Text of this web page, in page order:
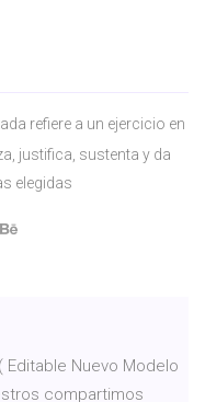
refiere a un ejercicio en
justifica, sustenta y da
elegidas
Editable Nuevo Modelo
compartimos